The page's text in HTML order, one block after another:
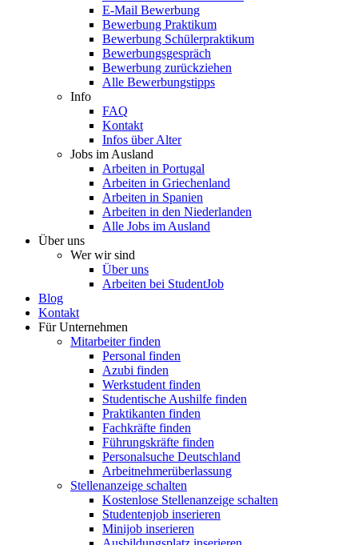
E-Mail Bewerbung
Bewerbung Praktikum
Bewerbung Schülerpraktikum
Bewerbungsgespräch
Bewerbung zurückziehen
Alle Bewerbungstipps
Info
FAQ
Kontakt
Infos über Alter
Jobs im Ausland
Arbeiten in Portugal
Arbeiten in Griechenland
Arbeiten in Spanien
Arbeiten in den Niederlanden
Alle Jobs im Ausland
Über uns
Wer wir sind
Über uns
Arbeiten bei StudentJob
Blog
Kontakt
Für Unternehmen
Mitarbeiter finden
Personal finden
Azubi finden
Werkstudent finden
Studentische Aushilfe finden
Praktikanten finden
Fachkräfte finden
Führungskräfte finden
Personalsuche Deutschland
Arbeitnehmerüberlassung
Stellenanzeige schalten
Kostenlose Stellenanzeige schalten
Studentenjob inserieren
Minijob inserieren